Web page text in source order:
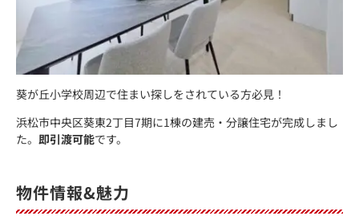
葵が丘小学校周辺で住まい探しをされている方必見！
浜松市中央区葵東2丁目7期に1棟の建売・分譲住宅が完成しまし
た。 即引渡可能です。
物件情報&魅力